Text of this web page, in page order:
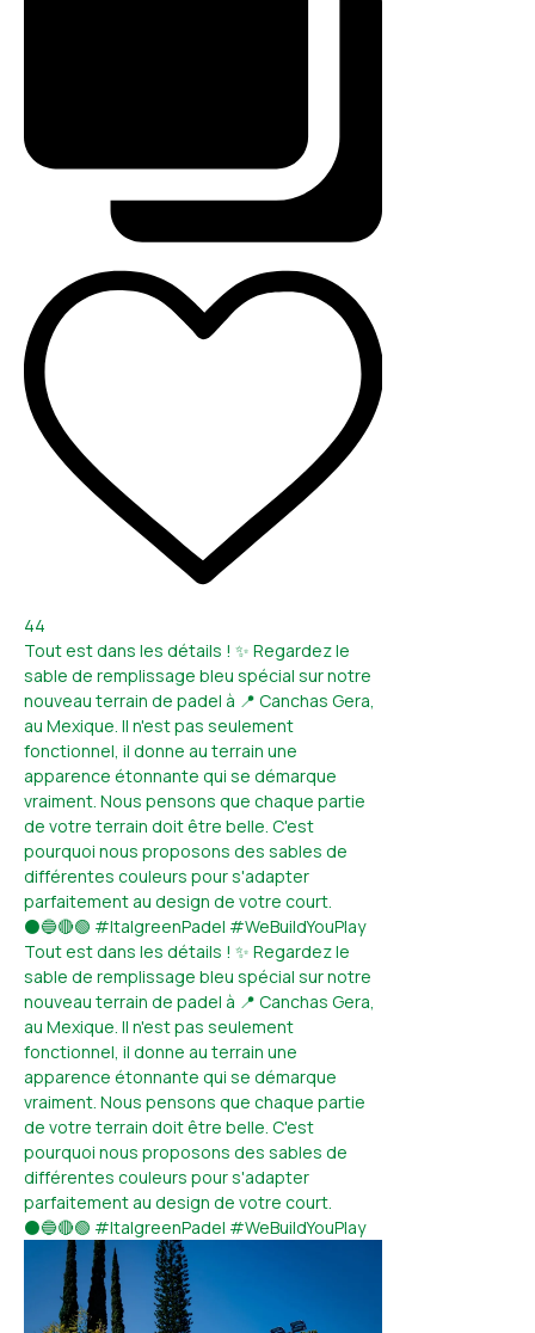
44
Tout est dans les détails ! ✨ Regardez le
sable de remplissage bleu spécial sur notre
nouveau terrain de padel à 📍 Canchas Gera,
au Mexique. Il n'est pas seulement
fonctionnel, il donne au terrain une
apparence étonnante qui se démarque
vraiment. Nous pensons que chaque partie
de votre terrain doit être belle. C'est
pourquoi nous proposons des sables de
différentes couleurs pour s'adapter
parfaitement au design de votre court.
⚫🔵🔴🟢 #ItalgreenPadel #WeBuildYouPlay
Tout est dans les détails ! ✨ Regardez le
sable de remplissage bleu spécial sur notre
nouveau terrain de padel à 📍 Canchas Gera,
au Mexique. Il n'est pas seulement
fonctionnel, il donne au terrain une
apparence étonnante qui se démarque
vraiment. Nous pensons que chaque partie
de votre terrain doit être belle. C'est
pourquoi nous proposons des sables de
différentes couleurs pour s'adapter
parfaitement au design de votre court.
⚫🔵🔴🟢 #ItalgreenPadel #WeBuildYouPlay